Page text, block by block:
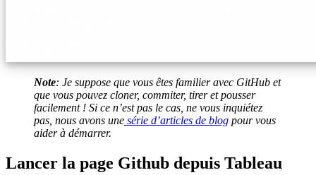
Note: Je suppose que vous êtes familier avec GitHub et
que vous pouvez cloner, commiter, tirer et pousser
facilement ! Si ce n’est pas le cas, ne vous inquiétez
pas, nous avons une série d’articles de blog pour vous
aider à démarrer.
Lancer la page Github depuis Tableau